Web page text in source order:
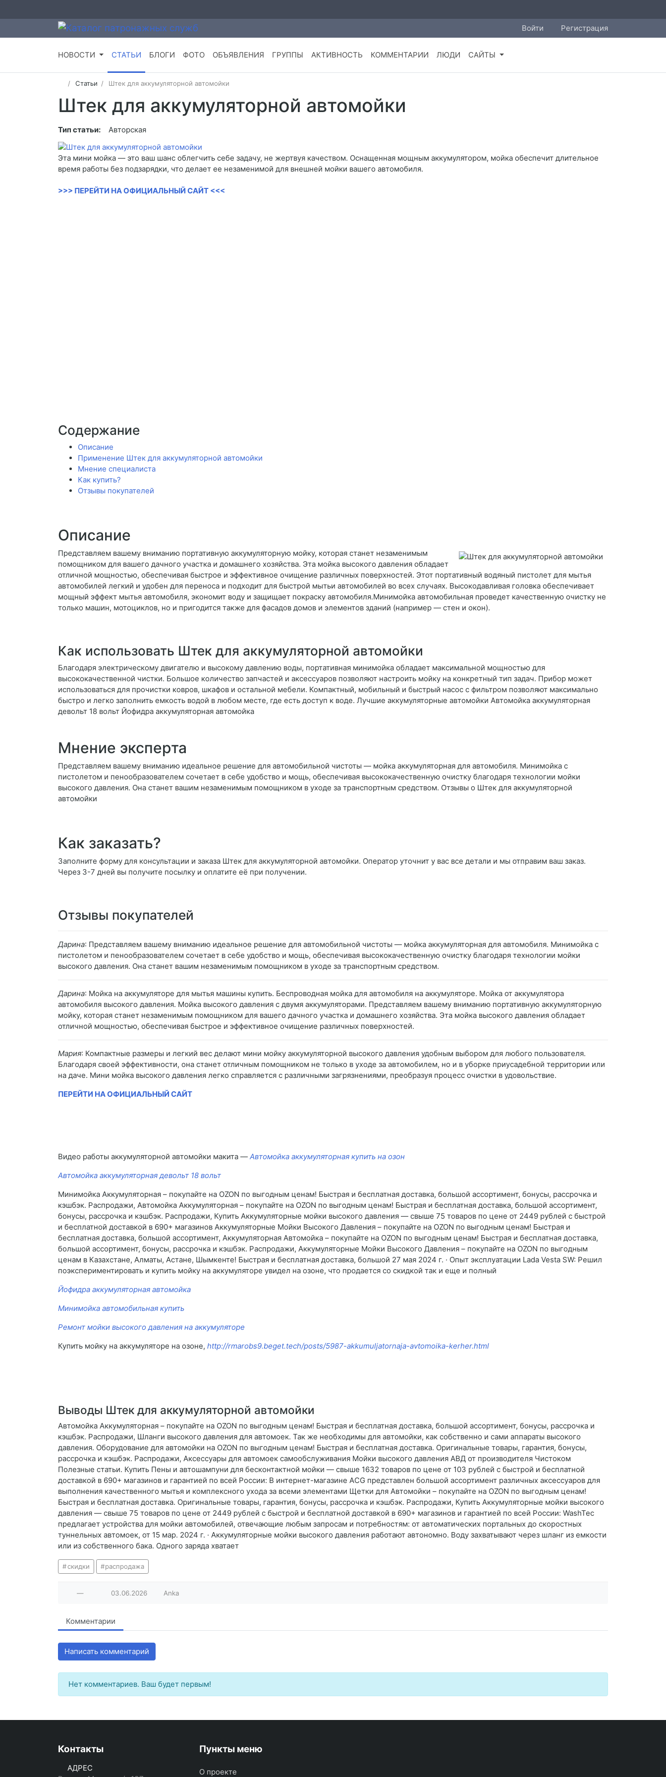
Войти Регистрация
НОВОСТИ СТАТЬИ БЛОГИ ФОТО ОБЪЯВЛЕНИЯ ГРУППЫ АКТИВНОСТЬ КОММЕНТАРИИ ЛЮДИ САЙТЫ
Статьи Штек для аккумуляторной автомойки
Штек для аккумуляторной автомойки
Тип статьи: Авторская
Эта мини мойка — это ваш шанс облегчить себе задачу, не жертвуя качеством. Оснащенная мощным аккумулятором, мойка обеспечит длительное
время работы без подзарядки, что делает ее незаменимой для внешней мойки вашего автомобиля.
>>> ПЕРЕЙТИ НА ОФИЦИАЛЬНЫЙ САЙТ <<<
Содержание
Описание
Применение Штек для аккумуляторной автомойки
Мнение специалиста
Как купить?
Отзывы покупателей
Описание
Представляем вашему вниманию портативную аккумуляторную мойку, которая станет незаменимым
помощником для вашего дачного участка и домашнего хозяйства. Эта мойка высокого давления обладает
отличной мощностью, обеспечивая быстрое и эффективное очищение различных поверхностей. Этот портативный водяный пистолет для мытья
автомобилей легкий и удобен для переноса и подходит для быстрой мытьи автомобилей во всех случаях. Высокодавливая головка обеспечивает
мощный эффект мытья автомобиля, экономит воду и защищает покраску автомобиля.Минимойка автомобильная проведет качественную очистку не
только машин, мотоциклов, но и пригодится также для фасадов домов и элементов зданий (например — стен и окон).
Как использовать Штек для аккумуляторной автомойки
Благодаря электрическому двигателю и высокому давлению воды, портативная минимойка обладает максимальной мощностью для
высококачественной чистки. Большое количество запчастей и аксессуаров позволяют настроить мойку на конкретный тип задач. Прибор может
использоваться для прочистки ковров, шкафов и остальной мебели. Компактный, мобильный и быстрый насос с фильтром позволяют максимально
быстро и легко заполнить емкость водой в любом месте, где есть доступ к воде. Лучшие аккумуляторные автомойки Автомойка аккумуляторная
девольт 18 вольт Йофидра аккумуляторная автомойка
Мнение эксперта
Представляем вашему вниманию идеальное решение для автомобильной чистоты — мойка аккумуляторная для автомобиля. Минимойка с
пистолетом и пенообразователем сочетает в себе удобство и мощь, обеспечивая высококачественную очистку благодаря технологии мойки
высокого давления. Она станет вашим незаменимым помощником в уходе за транспортным средством. Отзывы о Штек для аккумуляторной
автомойки
Как заказать?
Заполните форму для консультации и заказа Штек для аккумуляторной автомойки. Оператор уточнит у вас все детали и мы отправим ваш заказ.
Через 3-7 дней вы получите посылку и оплатите её при получении.
Отзывы покупателей
Дарина: Представляем вашему вниманию идеальное решение для автомобильной чистоты — мойка аккумуляторная для автомобиля. Минимойка с
пистолетом и пенообразователем сочетает в себе удобство и мощь, обеспечивая высококачественную очистку благодаря технологии мойки
высокого давления. Она станет вашим незаменимым помощником в уходе за транспортным средством.
Дарина: Мойка на аккумуляторе для мытья машины купить. Беспроводная мойка для автомобиля на аккумуляторе. Мойка от аккумулятора
автомобиля высокого давления. Мойка высокого давления с двумя аккумуляторами. Представляем вашему вниманию портативную аккумуляторную
мойку, которая станет незаменимым помощником для вашего дачного участка и домашнего хозяйства. Эта мойка высокого давления обладает
отличной мощностью, обеспечивая быстрое и эффективное очищение различных поверхностей.
Мария: Компактные размеры и легкий вес делают мини мойку аккумуляторной высокого давления удобным выбором для любого пользователя.
Благодаря своей эффективности, она станет отличным помощником не только в уходе за автомобилем, но и в уборке приусадебной территории или
на даче. Мини мойка высокого давления легко справляется с различными загрязнениями, преобразуя процесс очистки в удовольствие.
ПЕРЕЙТИ НА ОФИЦИАЛЬНЫЙ САЙТ
Видео работы аккумуляторной автомойки макита — Автомойка аккумуляторная купить на озон
Автомойка аккумуляторная девольт 18 вольт
Минимойка Аккумуляторная – покупайте на OZON по выгодным ценам! Быстрая и бесплатная доставка, большой ассортимент, бонусы, рассрочка и
кэшбэк. Распродажи, Автомойка Аккумуляторная – покупайте на OZON по выгодным ценам! Быстрая и бесплатная доставка, большой ассортимент,
бонусы, рассрочка и кэшбэк. Распродажи, Купить Аккумуляторные мойки высокого давления — свыше 75 товаров по цене от 2449 рублей с быстрой
и бесплатной доставкой в 690+ магазинов Аккумуляторные Мойки Высокого Давления – покупайте на OZON по выгодным ценам! Быстрая и
бесплатная доставка, большой ассортимент, Аккумуляторная Автомойка – покупайте на OZON по выгодным ценам! Быстрая и бесплатная доставка,
большой ассортимент, бонусы, рассрочка и кэшбэк. Распродажи, Аккумуляторные Мойки Высокого Давления – покупайте на OZON по выгодным
ценам в Казахстане, Алматы, Астане, Шымкенте! Быстрая и бесплатная доставка, большой 27 мая 2024 г. · Опыт эксплуатации Lada Vesta SW: Решил
поэкспериментировать и купить мойку на аккумуляторе увидел на озоне, что продается со скидкой так и еще и полный
Йофидра аккумуляторная автомойка
Минимойка автомобильная купить
Ремонт мойки высокого давления на аккумуляторе
Купить мойку на аккумуляторе на озоне, http://rmarobs9.beget.tech/posts/5987-akkumuljatornaja-avtomoika-kerher.html
Выводы Штек для аккумуляторной автомойки
Автомойка Аккумуляторная – покупайте на OZON по выгодным ценам! Быстрая и бесплатная доставка, большой ассортимент, бонусы, рассрочка и
кэшбэк. Распродажи, Шланги высокого давления для автомоек. Так же необходимы для автомойки, как собственно и сами аппараты высокого
давления. Оборудование для автомойки на OZON по выгодным ценам! Быстрая и бесплатная доставка. Оригинальные товары, гарантия, бонусы,
рассрочка и кэшбэк. Распродажи, Аксессуары для автомоек самообслуживания Мойки высокого давления АВД от производителя Чистоком
Полезные статьи. Купить Пены и автошампуни для бесконтактной мойки — свыше 1632 товаров по цене от 103 рублей с быстрой и бесплатной
доставкой в 690+ магазинов и гарантией по всей России: В интернет-магазине AСG представлен большой ассортимент различных аксессуаров для
выполнения качественного мытья и комплексного ухода за всеми элементами Щетки для Автомойки – покупайте на OZON по выгодным ценам!
Быстрая и бесплатная доставка. Оригинальные товары, гарантия, бонусы, рассрочка и кэшбэк. Распродажи, Купить Аккумуляторные мойки высокого
давления — свыше 75 товаров по цене от 2449 рублей с быстрой и бесплатной доставкой в 690+ магазинов и гарантией по всей России: WashTec
предлагает устройства для мойки автомобилей, отвечающие любым запросам и потребностям: от автоматических портальных до скоростных
туннельных автомоек, от 15 мар. 2024 г. · Аккумуляторные мойки высокого давления работают автономно. Воду захватывают через шланг из емкости
или из собственного бака. Одного заряда хватает
скидки распродажа
— 03.06.2026 Anka
Комментарии
Написать комментарий
Нет комментариев. Ваш будет первым!
Контакты
АДРЕС
Пункты меню
О проекте